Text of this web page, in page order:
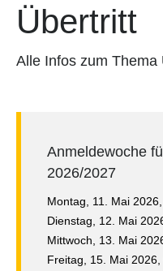
Übertritt
Alle Infos zum
Anmeldewoche
2026/2027
Montag, 11. Mai
Dienstag, 12. Mai
Mittwoch, 13. Mai
Freitag, 15. Mai